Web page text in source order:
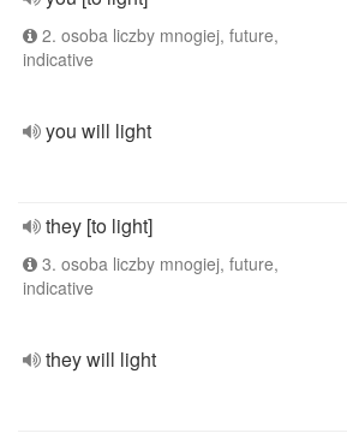
2. osoba liczby mnogiej, future,
indicative
you will light
they [to light]
3. osoba liczby mnogiej, future,
indicative
they will light